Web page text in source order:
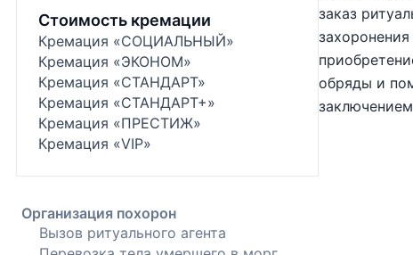
Стоимость кремации
Кремация «СОЦИАЛЬНЫЙ»
Кремация «ЭКОНОМ»
Кремация «СТАНДАРТ»
Кремация «СТАНДАРТ+»
Кремация «ПРЕСТИЖ»
Кремация «VIP»
Организация похорон
Вызов ритуального агента
заказ
обряды и